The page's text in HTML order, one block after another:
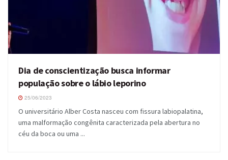
Dia de conscientização busca informar
população sobre o lábio leporino
25/06/2023
O universitário Alber Costa nasceu com fissura labiopalatina,
uma malformação congênita caracterizada pela abertura no
céu da boca ou uma ...